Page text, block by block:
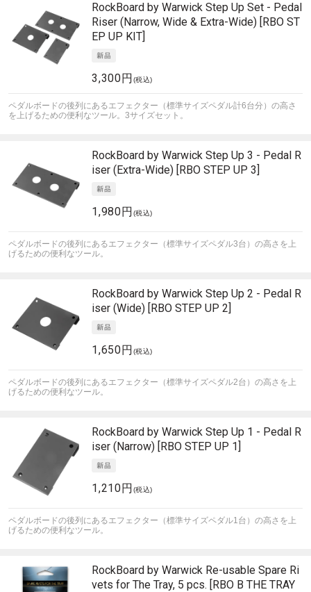
RockBoard by Warwick Step Up Set - Pedal
Riser (Narrow, Wide & Extra-Wide) [RBO ST
EP UP KIT]
3,300円 (税込)
ペダルボードの後列にあるエフェクター（標準サイズペダル計6台分）の高さ
を上げるための便利なツール。3サイズセット。
RockBoard by Warwick Step Up 3 - Pedal R
iser (Extra-Wide) [RBO STEP UP 3]
1,980円 (税込)
ペダルボードの後列にあるエフェクター（標準サイズペダル3台）の高さを上
げるための便利なツール。
RockBoard by Warwick Step Up 2 - Pedal R
iser (Wide) [RBO STEP UP 2]
1,650円 (税込)
ペダルボードの後列にあるエフェクター（標準サイズペダル2台）の高さを上
げるための便利なツール。
RockBoard by Warwick Step Up 1 - Pedal R
iser (Narrow) [RBO STEP UP 1]
1,210円 (税込)
ペダルボードの後列にあるエフェクター（標準サイズペダル1台）の高さを上
げるための便利なツール。
RockBoard by Warwick Re-usable Spare Ri
vets for The Tray, 5 pcs. [RBO B THE TRAY